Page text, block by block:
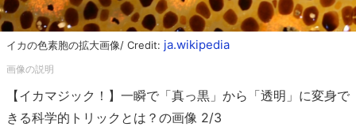
イカの色素胞の拡大画像/ Credit: ja.wikipedia
【イカマジック！】一瞬で「真っ黒」から「透明」に変身で
きる科学的トリックとは？の画像 2/3